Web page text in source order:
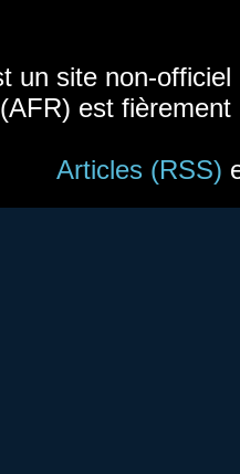
un site non-
est
Articles (RSS)